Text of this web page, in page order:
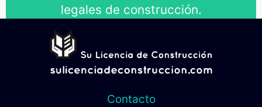
legales de construcción.
Contáctanos
Contacto